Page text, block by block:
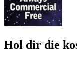
Hol dir die